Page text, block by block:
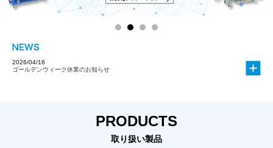
2026/04/16
ゴールデンウィーク休業のお知らせ
【ウェビナー】科学的処方設計とウェブアプリケーション、 ハイスループット
PRODUCTS
取り扱い製品